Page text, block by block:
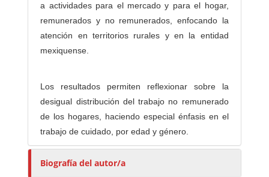
a actividades para el mercado y para el hogar,
remunerados y no remunerados, enfocando la
atención en territorios rurales y en la entidad
mexiquense.
Los resultados permiten reflexionar sobre la
desigual distribución del trabajo no remunerado
de los hogares, haciendo especial énfasis en el
trabajo de cuidado, por edad y género.
Biografía del autor/a